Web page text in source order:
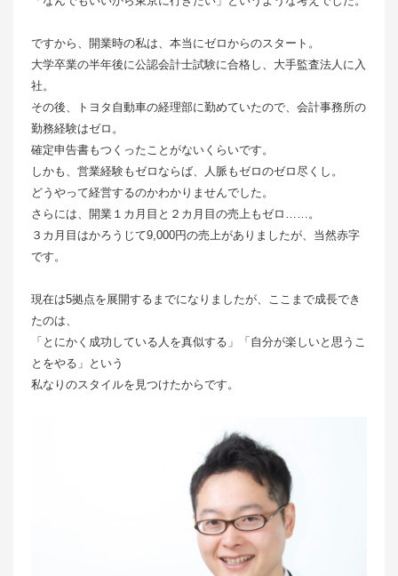
ですから、開業時の私は、本当にゼロからのスタート。
大学卒業の半年後に公認会計士試験に合格し、大手監査法人に入
社。
その後、トヨタ自動車の経理部に勤めていたので、会計事務所の
勤務経験はゼロ。
確定申告書もつくったことがないくらいです。
しかも、営業経験もゼロならば、人脈もゼロのゼロ尽くし。
どうやって経営するのかわかりませんでした。
さらには、開業１カ月目と２カ月目の売上もゼロ……。
３カ月目はかろうじて9,000円の売上がありましたが、当然赤字
です。
現在は5拠点を展開するまでになりましたが、ここまで成長でき
たのは、
「とにかく成功している人を真似する」「自分が楽しいと思うこ
とをやる」という
私なりのスタイルを見つけたからです。